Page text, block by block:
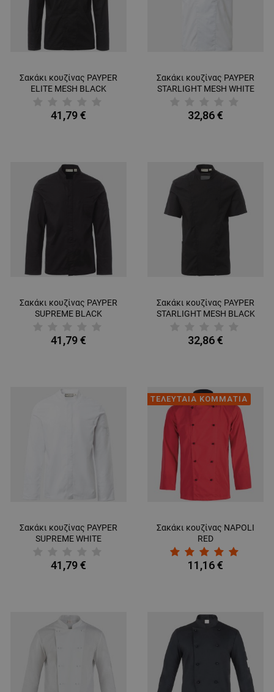
Σακάκι κουζίνας PAYPER
ELITE MESH BLACK
41,79 €
Σακάκι κουζίνας PAYPER
STARLIGHT MESH WHITE
32,86 €
Σακάκι κουζίνας PAYPER
SUPREME BLACK
41,79 €
Σακάκι κουζίνας PAYPER
STARLIGHT MESH BLACK
32,86 €
Σακάκι κουζίνας PAYPER
SUPREME WHITE
41,79 €
ΤΕΛΕΥΤΑΙΑ ΚΟΜΜΑΤΙΑ
Σακάκι κουζίνας NAPOLI
RED
11,16 €